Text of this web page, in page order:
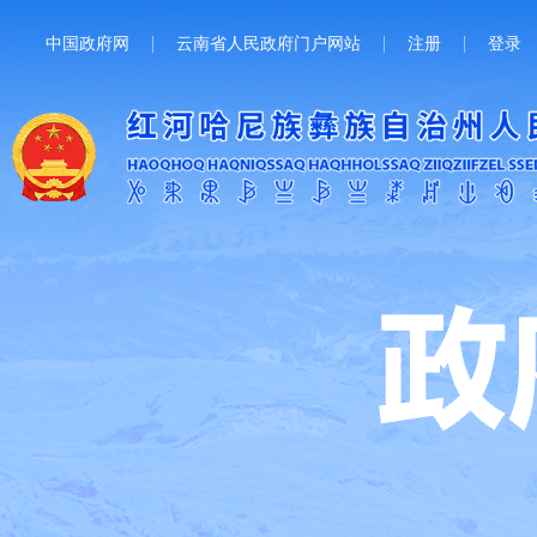
中国政府网 云南省人民政府门户网站 注册 登录